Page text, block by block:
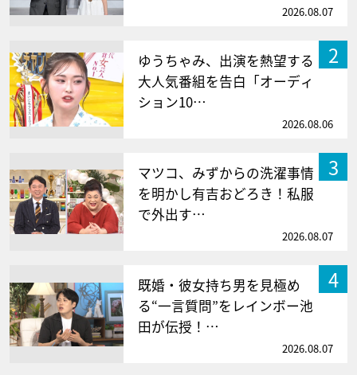
2026.08.07
2
ゆうちゃみ、出演を熱望する
大人気番組を告白「オーディ
ション10…
2026.08.06
3
マツコ、みずからの洗濯事情
を明かし有吉おどろき！私服
で外出す…
2026.08.07
4
既婚・彼女持ち男を見極め
る“一言質問”をレインボー池
田が伝授！…
2026.08.07